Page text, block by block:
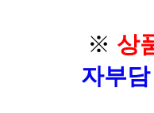
※ 상
자부